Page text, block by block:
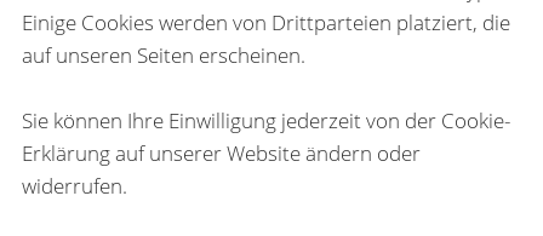
Einige Cookies werden von Drittparteien platziert, die
auf unseren Seiten erscheinen.
Sie können Ihre Einwilligung jederzeit von der Cookie-
Erklärung auf unserer Website ändern oder
widerrufen.